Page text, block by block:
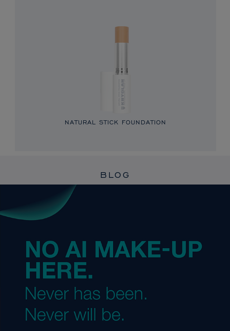
NATURAL STICK FOUNDATION
BLOG